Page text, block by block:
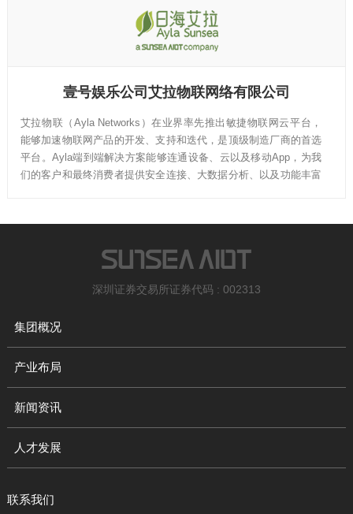
和服务，以及通信网络基础设施、设备和通信服务。
壹号娱乐公司艾拉物联网络有限公司
艾拉物联（Ayla Networks）在业界率先推出敏捷物联网云平台，
能够加速物联网产品的开发、支持和迭代，是顶级制造厂商的首选
平台。Ayla端到端解决方案能够连通设备、云以及移动App，为我
们的客户和最终消费者提供安全连接、大数据分析、以及功能丰富
深圳证券交易所证券代码 : 002313
集团概况
产业布局
新闻资讯
人才发展
联系我们